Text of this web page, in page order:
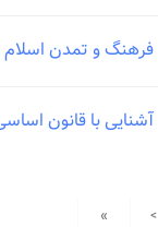
فرهنگ و تمدن اسلام
آشنایی با قانون
>
»